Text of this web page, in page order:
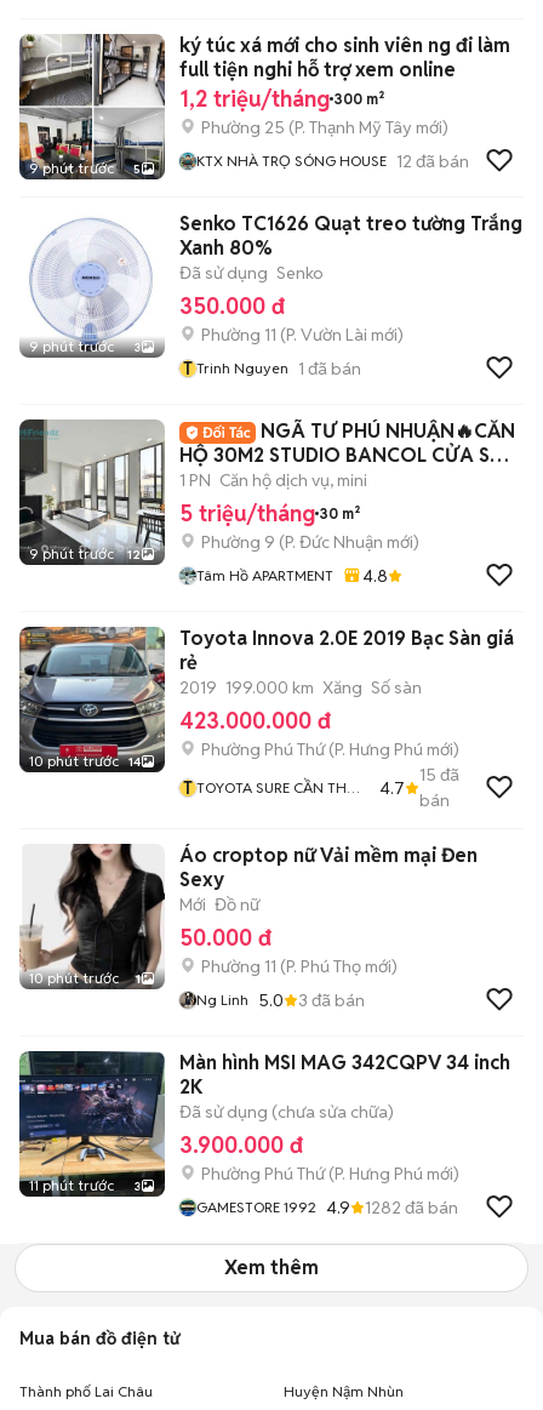
9 phút trước 5
ký túc xá mới cho sinh viên ng đi làm
full tiện nghi hỗ trợ xem online
1,2 triệu/tháng 300 m²
Phường 25 (P. Thạnh Mỹ Tây mới)
KTX NHÀ TRỌ SÓNG HOUSE 12 đã bán
9 phút trước 3
Senko TC1626 Quạt treo tường Trắng
Xanh 80%
Đã sử dụng Senko
350.000 đ
Phường 11 (P. Vườn Lài mới)
T Trinh Nguyen 1 đã bán
9 phút trước 12
NGÃ TƯ PHÚ NHUẬN🔥CĂN
HỘ 30M2 STUDIO BANCOL CỬA SỔ-
FULL NT-CV GIA ĐỊNH
1 PN Căn hộ dịch vụ, mini
5 triệu/tháng 30 m²
Phường 9 (P. Đức Nhuận mới)
Tâm Hồ APARTMENT 4.8
10 phút trước 14
Toyota Innova 2.0E 2019 Bạc Sàn giá
rẻ
2019 199.000 km Xăng Số sàn
423.000.000 đ
Phường Phú Thứ(P. Hưng Phú mới)
T TOYOTA SURE CẦN THƠ
4.7
15 đã
bán
10 phút trước 1
Áo croptop nữ Vải mềm mại Đen
Sexy
Mới Đồ nữ
50.000 đ
Phường 11 (P. Phú Thọ mới)
Ng Linh 5.0 3 đã bán
11 phút trước 3
Màn hình MSI MAG 342CQPV 34 inch
2K
Đã sử dụng (chưa sửa chữa)
3.900.000 đ
Phường Phú Thứ(P. Hưng Phú mới)
GAMESTORE 1992 4.9 1282 đã bán
Xem thêm
Mua bán đồ điện tử
Thành phố Lai Châu Huyện Nậm Nhùn